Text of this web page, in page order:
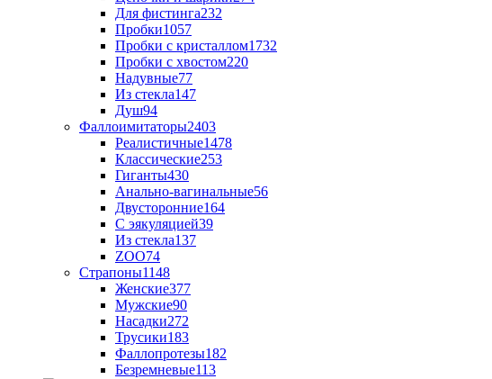
Для фистинга232
Пробки1057
Пробки с кристаллом1732
Пробки с хвостом220
Надувные77
Из стекла147
Душ94
Фаллоимитаторы2403
Реалистичные1478
Классические253
Гиганты430
Анально-вагинальные56
Двусторонние164
С эякуляцией39
Из стекла137
ZOO74
Страпоны1148
Женские377
Мужские90
Насадки272
Трусики183
Фаллопротезы182
Безремневые113